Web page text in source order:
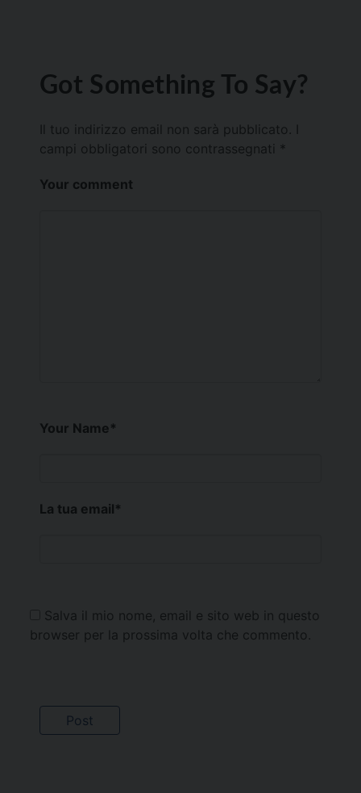
Got Something To Say?
Il tuo indirizzo email non sarà pubblicato.
campi obbligatori sono contrassegnati *
Your comment
Your Name*
La tua email*
Salva il mio nome, email e sito web in questo
browser per la prossima volta che commento.